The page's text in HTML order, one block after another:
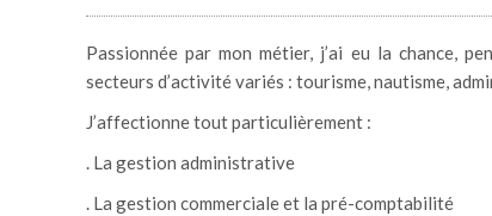
Passionnée par mon métier, j’ai eu la chance,
secteurs d’activité variés : tourisme, nautisme,
J’affectionne tout particulièrement :
. La gestion administrative
. La gestion commerciale et la pré-comptabilité